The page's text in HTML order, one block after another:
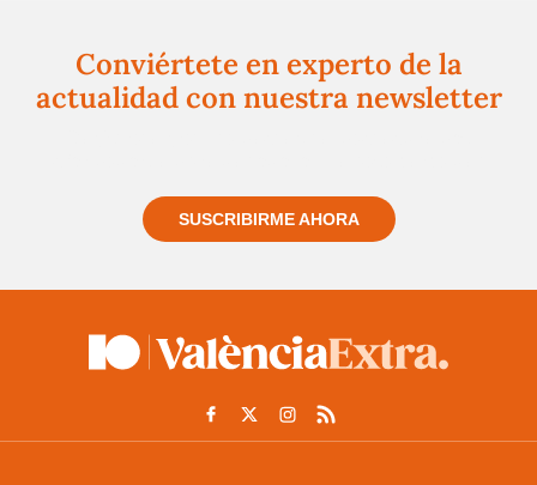
Conviértete en experto de la
actualidad con nuestra newsletter
SUSCRIBIRME AHORA